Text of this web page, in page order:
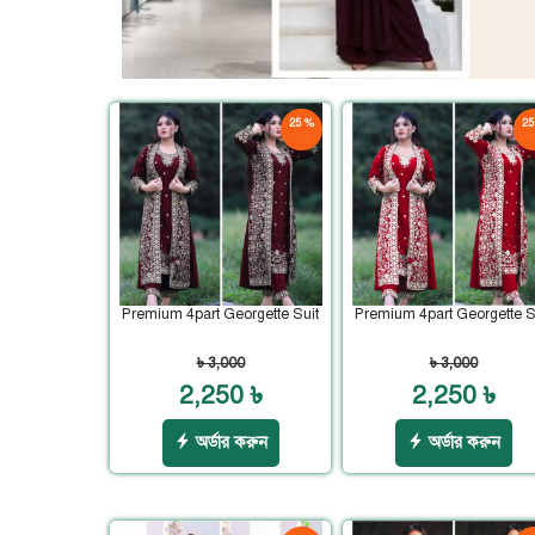
25 %
Premium 4part Georgette Suit
৳ 3,000
2,250 ৳
অর্ডার করুন
Premium 4part Georgette
৳ 3,000
2,250 ৳
অর্ডার করুন